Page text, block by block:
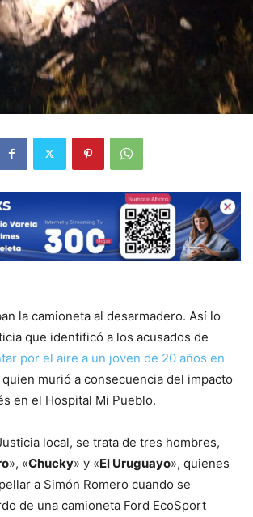
la camioneta al desarmadero. Así lo
que identificó a los acusados de
por el aire a un joven de 20 años en
quien murió a consecuencia del impacto
en el Hospital Mi Pueblo.
local, se trata de tres hombres,
», «Chucky» y «El Uruguayo», quienes
a Simón Romero cuando se
de una camioneta Ford EcoSport